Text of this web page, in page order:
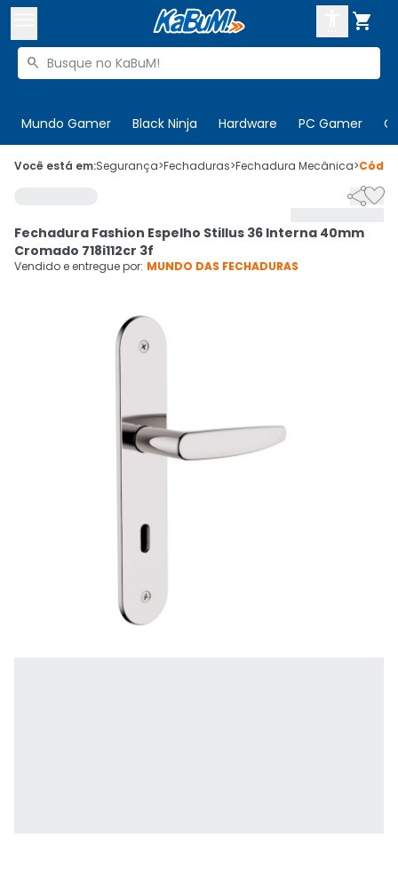

Buscar produtos

Mundo Gamer Black Ninja Hardware PC Gamer
 Olá. Acesse sua conta
Cupons
Ativar tradutor em libras
CADASTRE-SE
Você está em:Segurança>Fechaduras>Fechadura Mecânica>

Fechadura Fashion Espelho Stillus 36 Interna 40mm
Cromado 718i112cr 3f
Vendido e entregue por: MUNDO DAS FECHADURAS